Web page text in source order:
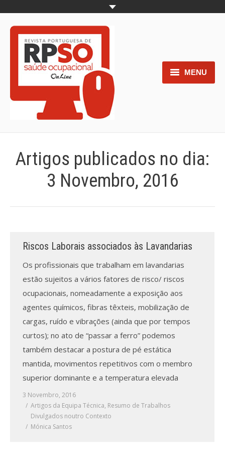
MENU
Home
Normas para os autores
Processo de submissão
Submeta aqui
Formação Profissional
Bolsa de emprego (oferta/
procura)
Sugestões para os Leitores
Investigarem
Congressos
Candidatura a revisor
Artigos publicados no dia:
3 Novembro, 2016
Riscos Laborais associados às Lavandarias
Os profissionais que trabalham em lavandarias
estão sujeitos a vários fatores de risco/ riscos
ocupacionais, nomeadamente a exposição aos
agentes químicos, fibras têxteis, mobilização de
cargas, ruído e vibrações (ainda que por tempos
curtos); no ato de “passar a ferro” podemos
também destacar a postura de pé estática
mantida, movimentos repetitivos com o membro
superior dominante e a temperatura elevada
3 Novembro, 2016
Artigos da Equipa Técnica, Resumo de Trabalhos
Divulgados noutro Contexto
Mónica Santos